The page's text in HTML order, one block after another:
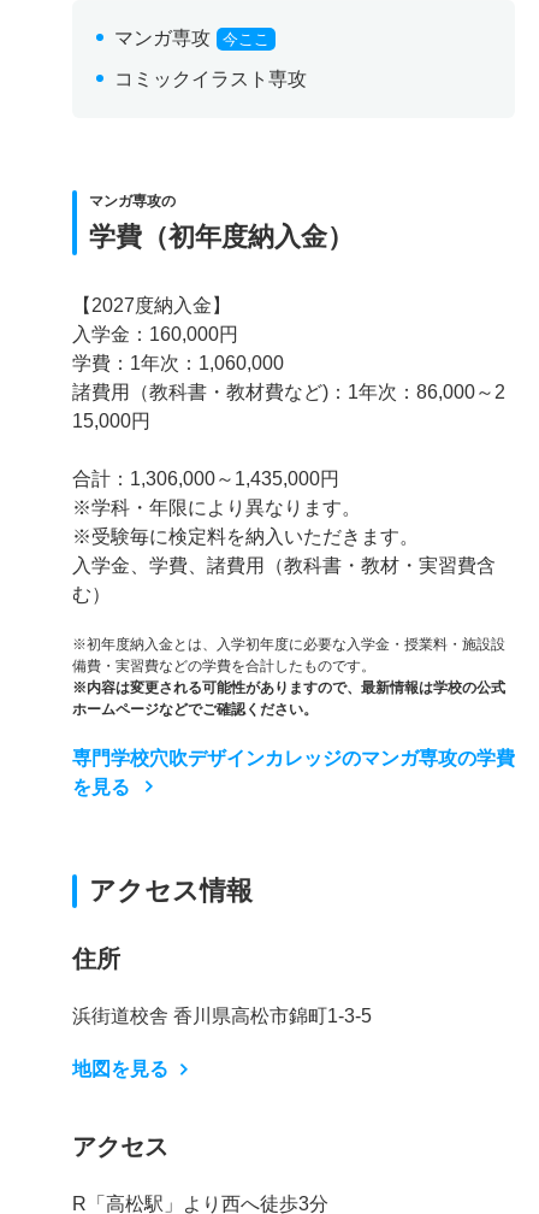
マンガ専攻 今ここ
コミックイラスト専攻
マンガ専攻の
学費（初年度納入金）
【2027度納入金】
入学金：160,000円
学費：1年次：1,060,000
諸費用（教科書・教材費など)：1年次：86,000～2
15,000円
合計：1,306,000～1,435,000円
※学科・年限により異なります。
※受験毎に検定料を納入いただきます。
入学金、学費、諸費用（教科書・教材・実習費含
む）
※初年度納入金とは、入学初年度に必要な入学金・授業料・施設設
備費・実習費などの学費を合計したものです。
※内容は変更される可能性がありますので、最新情報は学校の公式
ホームページなどでご確認ください。
専門学校穴吹デザインカレッジのマンガ専攻の学費
を見る
アクセス情報
住所
浜街道校舎 香川県高松市錦町1-3-5
地図を見る
アクセス
R「高松駅」より西へ徒歩3分